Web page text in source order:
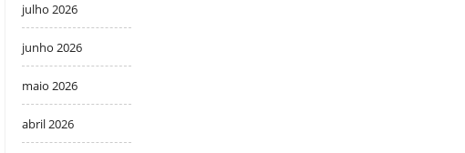
julho 2026
junho 2026
maio 2026
abril 2026